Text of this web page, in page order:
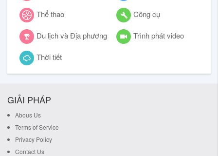
Thể thao Công cụ
Du lịch và Địa phương Trình phát video
Thời tiết
GIẢI PHÁP
Abous Us
Terms of Service
Privacy Policy
Contact Us